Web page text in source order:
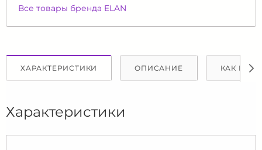
Все товары бренда ELAN
ХАРАКТЕРИСТИКИ ОПИСАНИЕ КАК
Характеристики